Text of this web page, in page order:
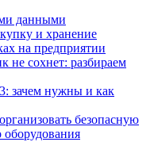
данными
и хранение
на предприятии
не сохнет: разбираем
зачем нужны и как
безопасную
оборудования